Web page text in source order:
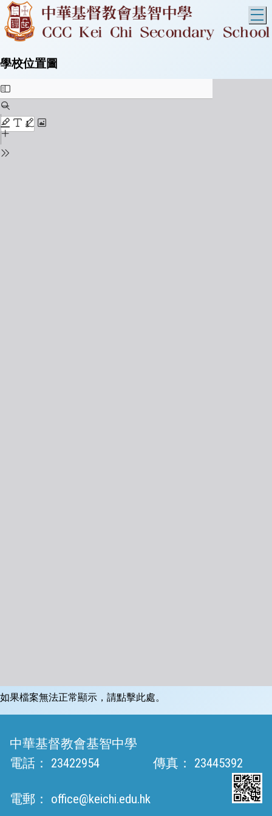
學校位置圖
如果檔案無法正常顯示，請點擊此處。
中華基督教會基智中學
電話：
23422954 傳真： 23445392
電郵： office@keichi.edu.hk